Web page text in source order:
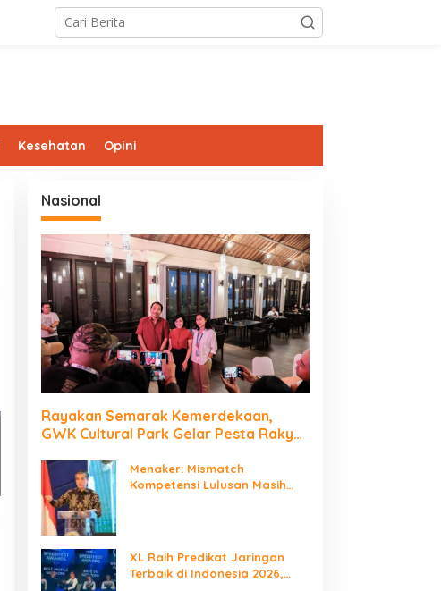
Kesehatan Opini
Nasional
Rayakan Semarak Kemerdekaan,
GWK Cultural Park Gelar Pesta Rakyat
Menaker: Mismatch
Kompetensi Lulusan Masih
XL Raih Predikat Jaringan
Terbaik di Indonesia 2026,